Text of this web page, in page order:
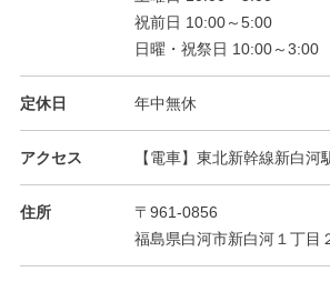
祝前日 10:00～5:00
日曜・祝祭日 10:00～3:00
定休日 年中無休
アクセス 【電車】東北新幹線新白
住所
〒961-0856
福島県白河市新白河１丁目